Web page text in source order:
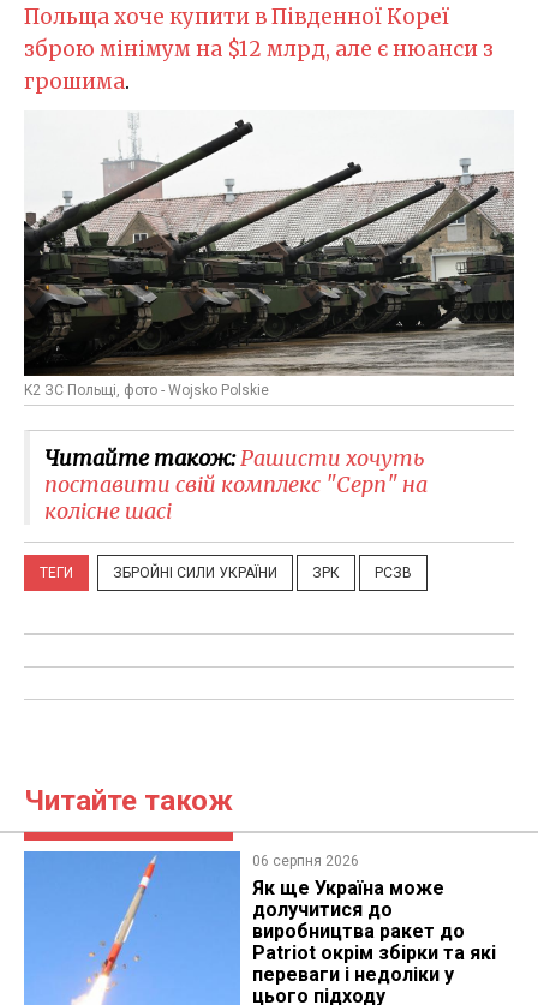
Польща хоче купити в Південної Кореї
зброю мінімум на $12 млрд, але є нюанси з
грошима.
K2 ЗС Польщі, фото - Wojsko Polskie
Читайте також:Рашисти хочуть
поставити свій комплекс "Серп" на
колісне шасі
ТЕГИ ЗБРОЙНІ СИЛИ УКРАЇНИ ЗРК РСЗВ
Читайте також
06 серпня 2026
Як ще Україна може
долучитися до
виробництва ракет до
Patriot окрім збірки та які
переваги і недоліки у
цього підходу